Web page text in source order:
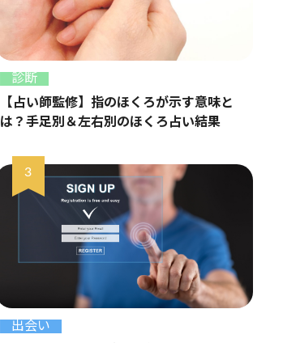
診断
【占い師監修】指のほくろが示す意味と
は？手足別＆左右別のほくろ占い結果
出会い